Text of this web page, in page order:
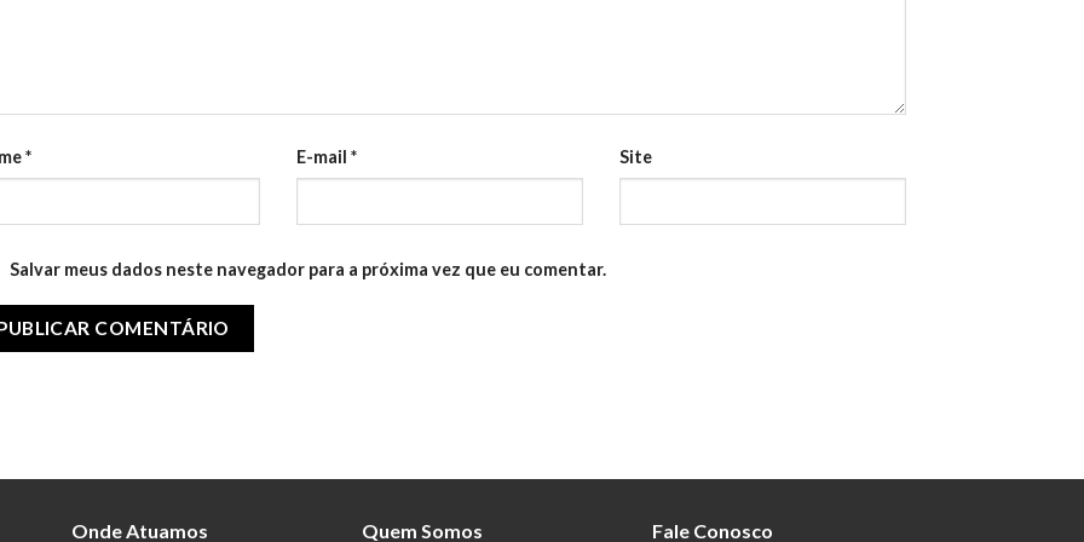
* E-mail * Site
Salvar meus dados neste navegador para a próxima vez que eu comentar.
Onde Atuamos Quem Somos Fale Conosco